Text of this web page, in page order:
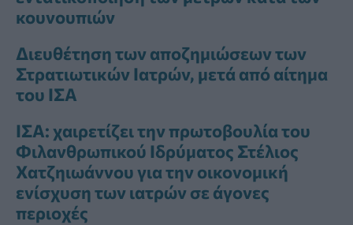
κουνουπιών
Διευθέτηση των αποζημιώσεων των
Στρατιωτικών Ιατρών, μετά από αίτημα
του ΙΣΑ
ΙΣΑ: χαιρετίζει την πρωτοβουλία του
Φιλανθρωπικού Ιδρύματος Στέλιος
Χατζηιωάννου για την οικονομική
ενίσχυση των ιατρών σε άγονες
περιοχές